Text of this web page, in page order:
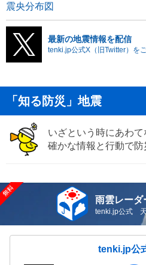
震央分布図
最新の地震情報を配信
tenki.jp公式X（旧Twitter）を
「知る防災」地震
いざという時にあわて
確かな情報と行動で
雨雲レーダ
tenki.jp公式 天
tenki.jp公